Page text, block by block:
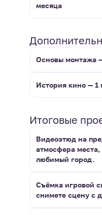
месяца
Основы монтажа
История кино — 1
Итоговые
Видеоэтюд на
атмосфера места,
любимый город.
Съёмка игровой
снимете сцену с